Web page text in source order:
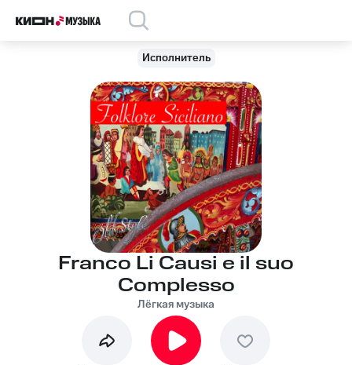
Исполнитель
Franco Li Causi e il suo
Complesso
Лёгкая музыка